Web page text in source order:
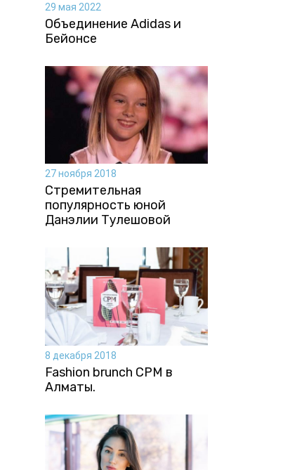
29 мая 2022
Объединение Adidas и
Бейонсе
27 ноября 2018
Стремительная
популярность юной
Данэлии Тулешовой
8 декабря 2018
Fashion brunch CPM в
Алматы.